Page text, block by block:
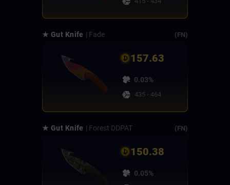
★ Gut Knife | Fade (FN)
157.63
0.03%
435 - 464
★ Gut Knife | Forest DDPAT (FN)
150.38
0.05%